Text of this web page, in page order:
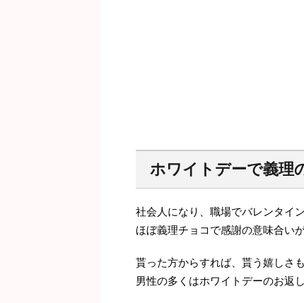
ホワイトデーで義理
社会人になり、職場でバレンタイ
ほぼ義理チョコで感謝の意味合い
貰った方からすれば、貰う嬉しさ
男性の多くはホワイトデーのお返